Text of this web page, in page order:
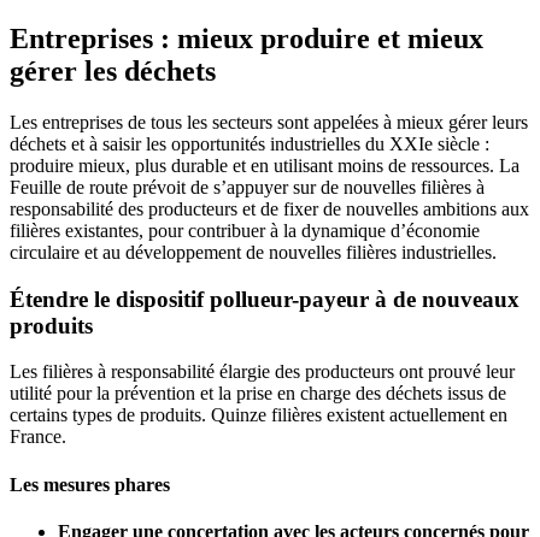
Entreprises : mieux produire et mieux
gérer les déchets
Les entreprises de tous les secteurs sont appelées à mieux gérer leurs
déchets et à saisir les opportunités industrielles du XXIe siècle :
produire mieux, plus durable et en utilisant moins de ressources. La
Feuille de route prévoit de s’appuyer sur de nouvelles filières à
responsabilité des producteurs et de fixer de nouvelles ambitions aux
filières existantes, pour contribuer à la dynamique d’économie
circulaire et au développement de nouvelles filières industrielles.
Étendre le dispositif pollueur-payeur à de nouveaux
produits
Les filières à responsabilité élargie des producteurs ont prouvé leur
utilité pour la prévention et la prise en charge des déchets issus de
certains types de produits. Quinze filières existent actuellement en
France.
Les mesures phares
Engager une concertation avec les acteurs concernés pour